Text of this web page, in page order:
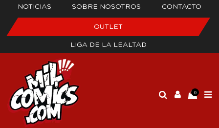
NOTICIAS SOBRE NOSOTROS CONTACTO
OUTLET
LIGA DE LA LEALTAD
0